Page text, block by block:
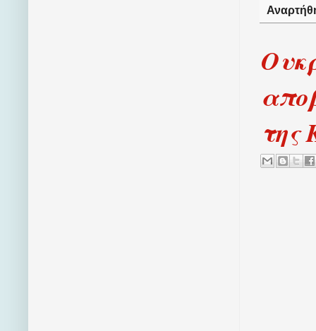
της